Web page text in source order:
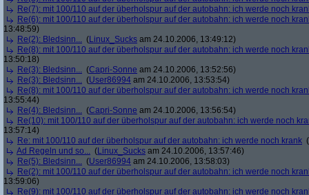
Re(7): mit 100/110 auf der überholspur auf der autobahn: ich werde noch
Re(6): mit 100/110 auf der überholspur auf der autobahn: ich werde noch
13:48:59)
Re(2): Bledsinn... (Linux_Sucks am 24.10.2006, 13:49:12)
Re(8): mit 100/110 auf der überholspur auf der autobahn: ich werde noch
13:50:18)
Re(3): Bledsinn... (Capri-Sonne am 24.10.2006, 13:52:56)
Re(3): Bledsinn... (User86994 am 24.10.2006, 13:53:54)
Re(8): mit 100/110 auf der überholspur auf der autobahn: ich werde noch
13:55:44)
Re(4): Bledsinn... (Capri-Sonne am 24.10.2006, 13:56:54)
Re(10): mit 100/110 auf der überholspur auf der autobahn: ich werde noch
13:57:14)
Re: mit 100/110 auf der überholspur auf der autobahn: ich werde noch krank (
Ad Regeln und so... (Linux_Sucks am 24.10.2006, 13:57:46)
Re(5): Bledsinn... (User86994 am 24.10.2006, 13:58:03)
Re(2): mit 100/110 auf der überholspur auf der autobahn: ich werde noch
13:59:06)
Re(9): mit 100/110 auf der überholspur auf der autobahn: ich werde noch